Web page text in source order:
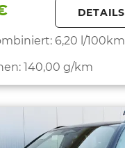
DETAILS
6,20 l/100km
140,00 g/km